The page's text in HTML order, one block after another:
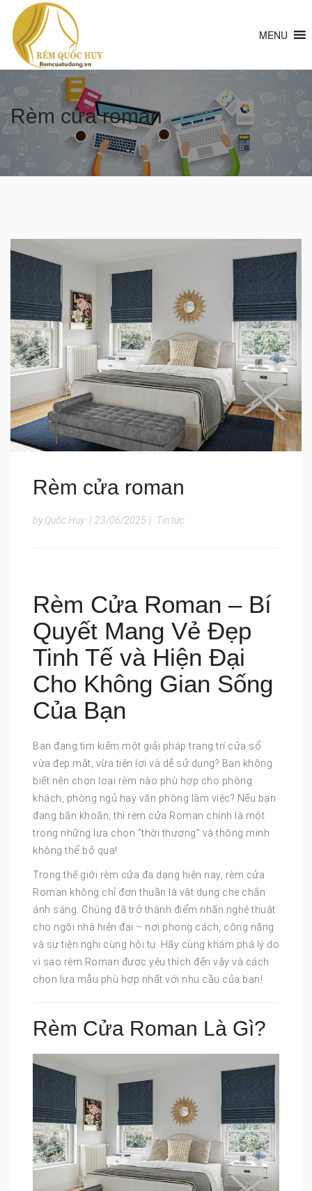
MENU
Rèm cửa roman
Rèm cửa roman
by Quốc Huy | 23/06/2025 | Tin tức
Rèm Cửa Roman – Bí
Quyết Mang Vẻ Đẹp
Tinh Tế và Hiện Đại
Cho Không Gian Sống
Của Bạn
Bạn đang tìm kiếm một giải pháp trang trí cửa sổ
vừa đẹp mắt, vừa tiện lợi và dễ sử dụng? Bạn không
biết nên chọn loại rèm nào phù hợp cho phòng
khách, phòng ngủ hay văn phòng làm việc? Nếu bạn
đang băn khoăn, thì rèm cửa Roman chính là một
trong những lựa chọn “thời thượng” và thông minh
không thể bỏ qua!
Trong thế giới rèm cửa đa dạng hiện nay, rèm cửa
Roman không chỉ đơn thuần là vật dụng che chắn
ánh sáng. Chúng đã trở thành điểm nhấn nghệ thuật
cho ngôi nhà hiện đại – nơi phong cách, công năng
và sự tiện nghi cùng hội tụ. Hãy cùng khám phá lý do
vì sao rèm Roman được yêu thích đến vậy và cách
chọn lựa mẫu phù hợp nhất với nhu cầu của bạn!
Rèm Cửa Roman Là Gì?